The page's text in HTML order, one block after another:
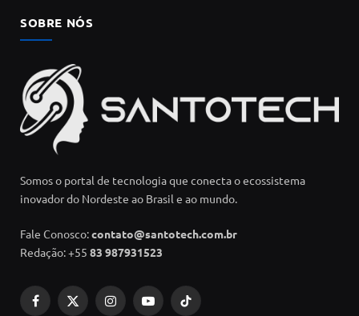
SOBRE NÓS
Somos o portal de tecnologia que conecta o ecossistema
inovador do Nordeste ao Brasil e ao mundo.
Fale Conosco:contato@santotech.com.br
Redação: +55 83 987931523
Facebook
X
InstagramYouTubeTikTok